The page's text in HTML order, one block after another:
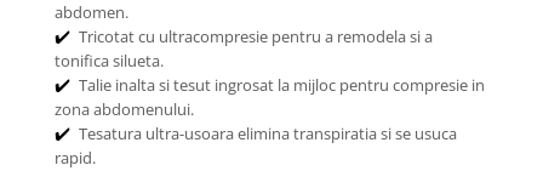
abdomen.
✔️ Tricotat cu ultracompresie pentru a remodela si a
tonifica silueta.
✔️ Talie inalta si tesut ingrosat la mijloc pentru compresie in
zona abdomenului.
✔️ Tesatura ultra-usoara elimina transpiratia si se usuca
rapid.